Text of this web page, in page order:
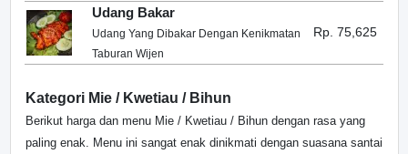
Udang Bakar
Udang Yang Dibakar Dengan Kenikmatan
Taburan Wijen
Rp. 75,625
Kategori Mie / Kwetiau / Bihun
Berikut harga dan menu Mie / Kwetiau / Bihun dengan rasa yang
paling enak. Menu ini sangat enak dinikmati dengan suasana santai